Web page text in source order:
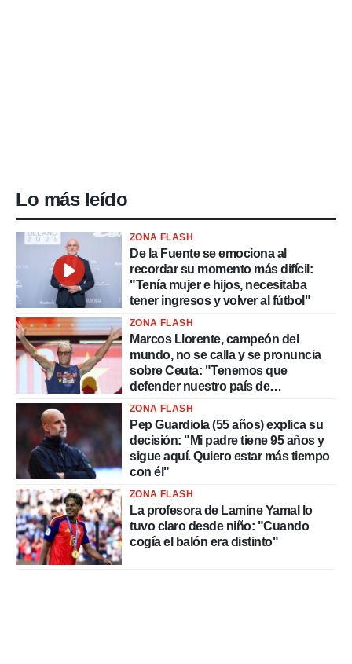
Lo más leído
ZONA FLASH
De la Fuente se emociona al
recordar su momento más difícil:
"Tenía mujer e hijos, necesitaba
tener ingresos y volver al fútbol"
ZONA FLASH
Marcos Llorente, campeón del
mundo, no se calla y se pronuncia
sobre Ceuta: "Tenemos que
defender nuestro país de
delincuentes"
ZONA FLASH
Pep Guardiola (55 años) explica su
decisión: "Mi padre tiene 95 años y
sigue aquí. Quiero estar más tiempo
con él"
ZONA FLASH
La profesora de Lamine Yamal lo
tuvo claro desde niño: "Cuando
cogía el balón era distinto"